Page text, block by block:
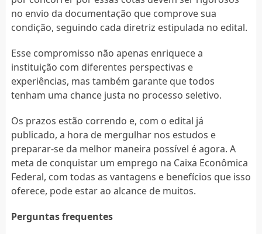
no envio da documentação que comprove sua
condição, seguindo cada diretriz estipulada no edital.
Esse compromisso não apenas enriquece a
instituição com diferentes perspectivas e
experiências, mas também garante que todos
tenham uma chance justa no processo seletivo.
Os prazos estão correndo e, com o edital já
publicado, a hora de mergulhar nos estudos e
preparar-se da melhor maneira possível é agora. A
meta de conquistar um emprego na Caixa Econômica
Federal, com todas as vantagens e benefícios que isso
oferece, pode estar ao alcance de muitos.
Perguntas frequentes